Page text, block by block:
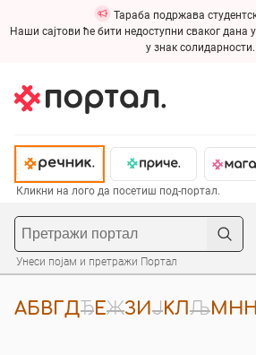
Тараба подржава
Наши сајтови ће бити недоступни сваког дана
у знак солидарности.
Кликни на лого да посетиш под-портал.
Унеси појам и претражи Портал
АБВГ ДЂЕЖЗИЈКЛЉМН